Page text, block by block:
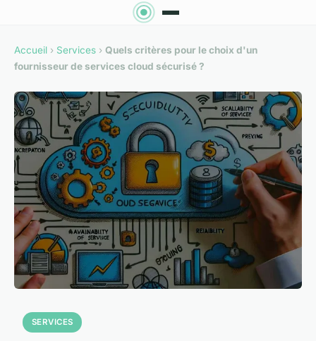
Accueil › Services › Quels critères pour le choix d'un
fournisseur de services cloud sécurisé ?
SERVICES